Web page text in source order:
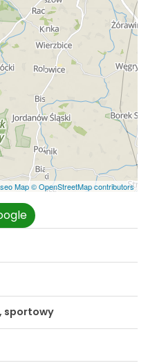
Map© OpenStreetMap contributors
sportowy